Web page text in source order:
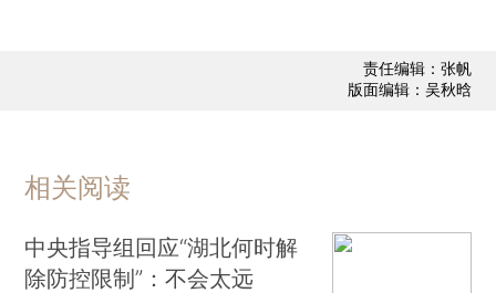
责任编辑：张帆
版面编辑：吴秋晗
相关阅读
中央指导组回应“湖北何时解
除防控限制”：不会太远